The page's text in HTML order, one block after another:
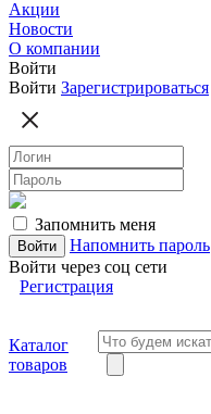
Акции
Новости
О компании
Войти
Войти Зарегистрироваться
Запомнить меня
Напомнить пароль
Войти через соц сети
Регистрация
Каталог
товаров